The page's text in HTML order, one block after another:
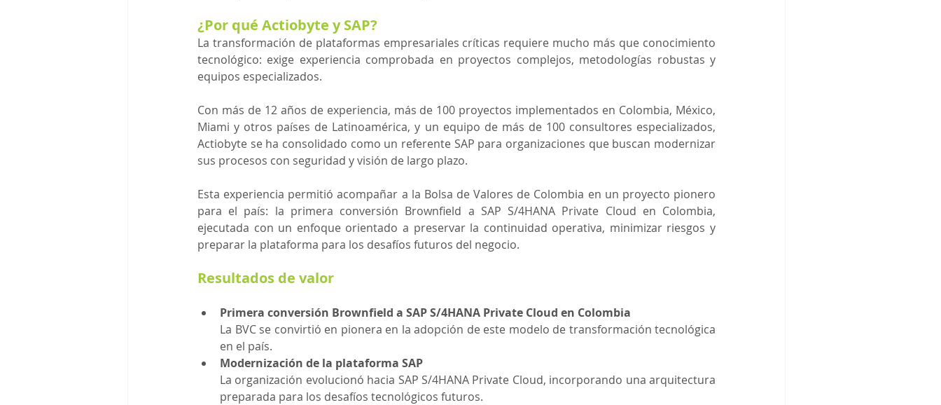
¿Por qué Actiobyte y SAP?
La transformación de plataformas empresariales críticas requiere mucho más que conocimiento
tecnológico: exige experiencia comprobada en proyectos complejos, metodologías robustas y
equipos especializados.
Con más de 12 años de experiencia, más de 100 proyectos implementados en Colombia, México,
Miami y otros países de Latinoamérica, y un equipo de más de 100 consultores especializados,
Actiobyte se ha consolidado como un referente SAP para organizaciones que buscan modernizar
sus procesos con seguridad y visión de largo plazo.
Esta experiencia permitió acompañar a la Bolsa de Valores de Colombia en un proyecto pionero
para el país: la primera conversión Brownfield a SAP S/4HANA Private Cloud en Colombia,
ejecutada con un enfoque orientado a preservar la continuidad operativa, minimizar riesgos y
preparar la plataforma para los desafíos futuros del negocio.
Resultados de valor
Primera conversión Brownfield a SAP S/4HANA Private Cloud en Colombia
La BVC se convirtió en pionera en la adopción de este modelo de transformación tecnológica
en el país.
Modernización de la plataforma SAP
La organización evolucionó hacia SAP S/4HANA Private Cloud, incorporando una arquitectura
preparada para los desafíos tecnológicos futuros.